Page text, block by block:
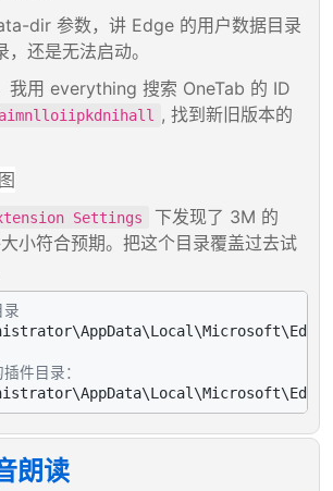
dir 参数，讲 Edge 的用户数据目录
还是无法启动。
我用 everything 搜索 OneTab 的 ID
, 找到新旧版本的
Settings 下发现了 3M 的
小符合预期。把这个目录覆盖过去试
录
件目录：
朗读